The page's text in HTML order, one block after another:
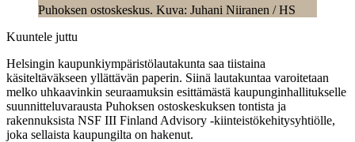
Puhoksen ostoskeskus. Kuva: Juhani Niiranen / HS
Kuuntele juttu
Helsingin kaupunkiympäristölautakunta saa tiistaina
käsiteltäväkseen yllättävän paperin. Siinä lautakuntaa varoitetaan
melko uhkaavinkin seuraamuksin esittämästä kaupunginhallitukselle
suunnitteluvarausta Puhoksen ostoskeskuksen tontista ja
rakennuksista NSF III Finland Advisory -kiinteistökehitysyhtiölle,
joka sellaista kaupungilta on hakenut.